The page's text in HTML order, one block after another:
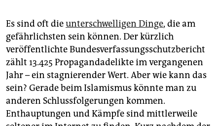
unterstützen
abo
genossenschaft
epaper login
Es sind oft dieunterschwelligen Dinge, die am
gefährlichsten sein können. Der kürzlich
veröffentlichte Bundesverfassungsschutzbericht
zählt 13.425 Propagandadelikte im vergangenen
Jahr – ein stagnierender Wert. Aber wie kann das
sein? Gerade beim Islamismus könnte man zu
anderen Schlussfolgerungen kommen.
Enthauptungen und Kämpfe sind mittlerweile